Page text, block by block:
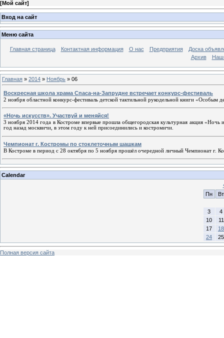
[Мой сайт]
Вход на сайт
Меню сайта
Главная страница Контактная информация О нас Предприятия
Доска
Архив
Главная » 2014 » Ноябрь » 06
Воскресная школа храма Спаса-на-Запрудне встречает конкурс-фестиваль
2 ноября областной конкурс-фестиваль детской тактильной рукодельной книги
«Ночь искусств». Участвуй и меняйся!
3 ноября 2014 года в Костроме впервые прошла общегородская культурная акция
год назад москвичи, в этом году к ней присоединились и костромичи.
Чемпионат г. Костромы по стоклеточным шашкам
В Костроме в период с 28 октября по 5 ноября прошёл очередной личный Чемпионат г.
Calendar
Пн
Вт
3
4
10
11
17
18
24
25
Полная версия сайта